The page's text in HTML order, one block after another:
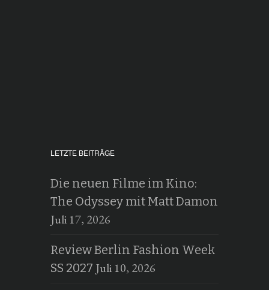
LETZTE BEITRÄGE
Die neuen Filme im Kino:
The Odyssey mit Matt Damon
Juli 17, 2026
Review Berlin Fashion Week
SS 2027 Juli 10, 2026